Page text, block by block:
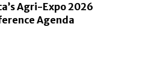
Agri-Expo 2026
Agenda